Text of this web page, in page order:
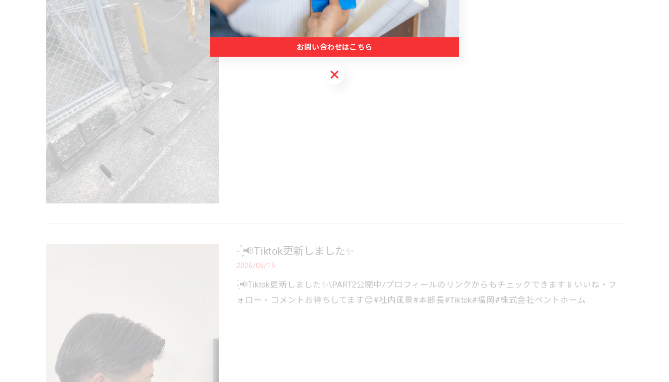
- ̗̀📢Tiktok更新しました✨
2026/05/15
-̗̀📢Tiktok更新しました✨\PART2公開中/⁡⁡プロフィールのリンクからもチェックできます📱いいね・フ
ォロー・コメントお待ちしてます😊#社内風景#本部長#Tiktok#福岡#株式会社ペントホーム
お問い合わせはこちら
お問い合わせはこちら